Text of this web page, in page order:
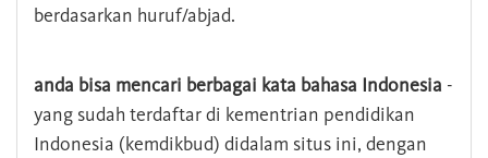
berdasarkan huruf/abjad.
anda bisa mencari berbagai kata bahasa Indonesia -
yang sudah terdaftar di kementrian pendidikan
Indonesia (kemdikbud) didalam situs ini, dengan